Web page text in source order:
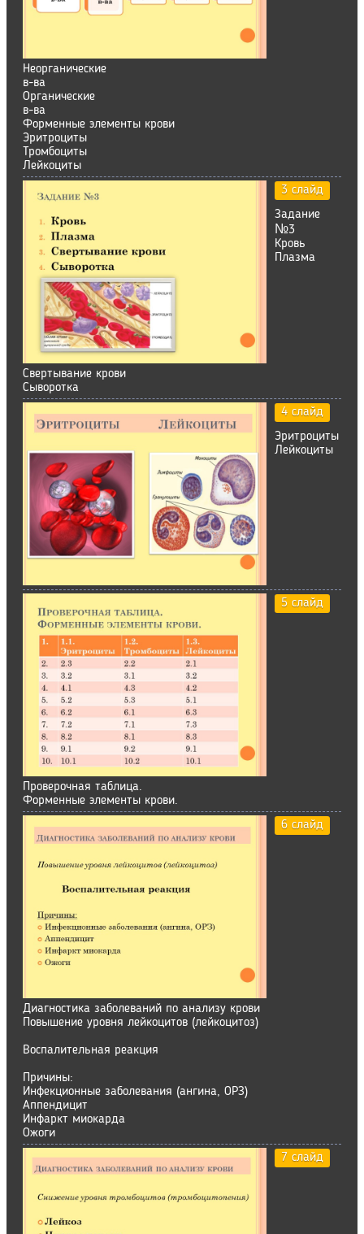
Неорганические
в-ва
Органические
в-ва
Форменные элементы крови
Эритроциты
Тромбоциты
Лейкоциты
3 слайд
Задание
№3
Кровь
Плазма
Свертывание крови
Сыворотка
4 слайд
Эритроциты
Лейкоциты
5 слайд
Проверочная таблица.
Форменные элементы крови.
6 слайд
Диагностика заболеваний по анализу крови
Повышение уровня лейкоцитов (лейкоцитоз)
Воспалительная реакция
Причины:
Инфекционные заболевания (ангина, ОРЗ)
Аппендицит
Инфаркт миокарда
Ожоги
7 слайд